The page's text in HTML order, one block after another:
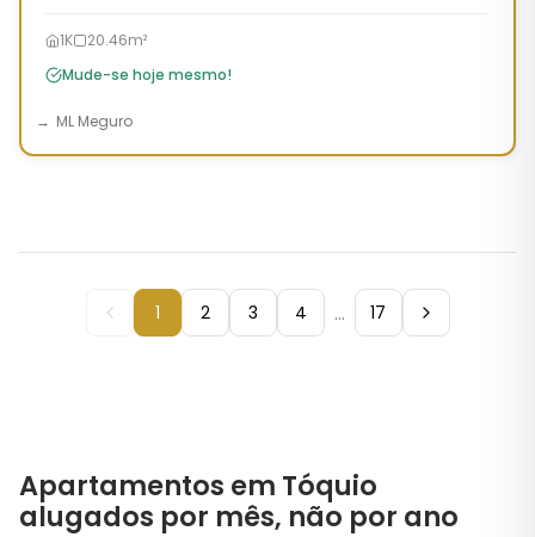
1K
20.46m²
Mude-se hoje mesmo!
ML Meguro
1 2 3 4 ... 17
Apartamentos em Tóquio
alugados por mês, não por ano